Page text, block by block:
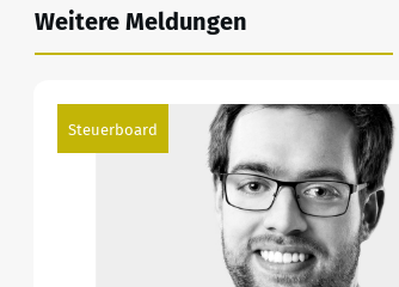
Weitere Meldungen
Steuerboard